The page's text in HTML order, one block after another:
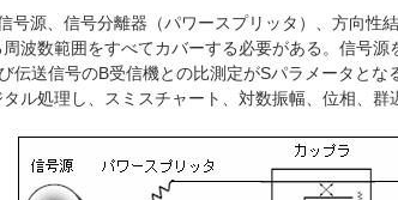
源、信号分離器（パワースプリッタ）、方向性
波数範囲をすべてカバーする必要がある。信号
伝送信号のB受信機との比測定がSパラメータと
ル処理し、スミスチャート、対数振幅、位相、群